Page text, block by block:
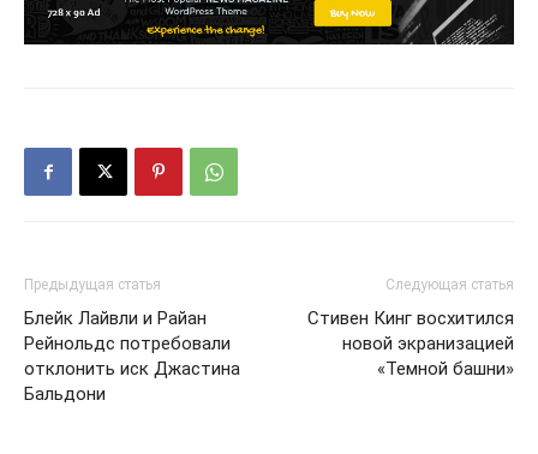
Предыдущая статья
Блейк Лайвли и Райан
Рейнольдс потребовали
отклонить иск Джастина
Бальдони
Следующая статья
Стивен Кинг восхитился
новой экранизацией
«Темной башни»